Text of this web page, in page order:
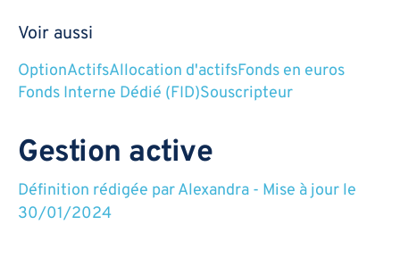
Voir aussi
OptionActifsAllocation d'actifsFonds en euros
Fonds Interne Dédié (FID)Souscripteur
Gestion active
Définition rédigée parAlexandra - Mise à jour le
30/01/2024